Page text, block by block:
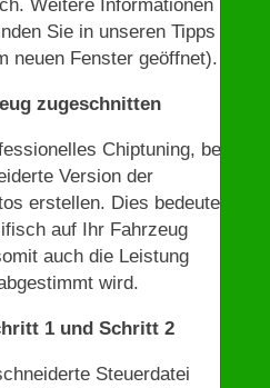
Weitere Informationen
Sie in unseren Tipps zu
neuen Fenster geöffnet).
zugeschnitten
Chiptuning, bei
Version der
erstellen. Dies bedeutet,
auf Ihr Fahrzeug
auch die Leistung
wird.
1 und Schritt 2
Steuerdatei